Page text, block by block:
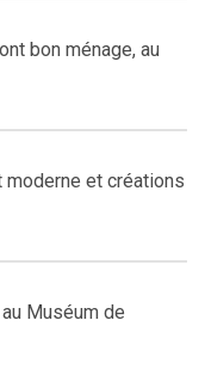
bon ménage, au
et créations
Muséum de